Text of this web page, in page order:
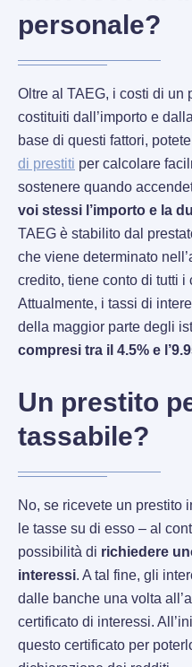
personale?
Oltre al TAEG, i costi di un
costituiti dall’importo e
base di questi fattori,
di prestiti per calcolare
sostenere quando
voi stessi l’importo e la
TAEG è stabilito dal
che viene determinato
credito, tiene conto di tutti
Attualmente, i tassi di
della maggior parte degli
compresi tra il 4.5% e
Un prestito
tassabile?
No, se ricevete un prestito
le tasse su di esso – al
possibilità di richiedere
interessi. A tal fine, gli
dalle banche una volta
certificato di interessi.
questo certificato per